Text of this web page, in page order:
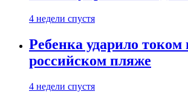
4 недели спустя
Ребенка ударило током
российском пляже
4 недели спустя